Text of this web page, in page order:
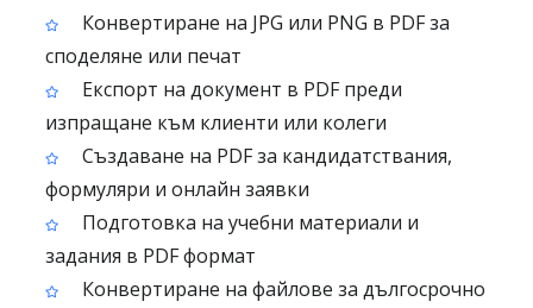
Конвертиране на JPG или PNG в PDF за
споделяне или печат
Експорт на документ в PDF преди
изпращане към клиенти или колеги
Създаване на PDF за кандидатствания,
формуляри и онлайн заявки
Подготовка на учебни материали и
задания в PDF формат
Конвертиране на файлове за дългосрочно